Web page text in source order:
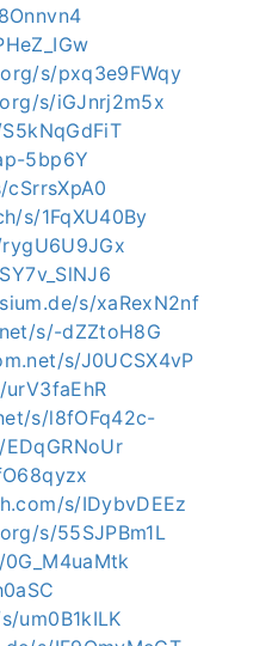
s/pxq3e9FWqy
s/iGJnrj2m5x
5bp6Y
s/1FqXU40By
s/xaRexN2nf
s/-dZZtoH8G
s/J0UCSX4vP
s/l8fOFq42c-
s/IDybvDEEz
s/55SJPBm1L
um0B1kILK